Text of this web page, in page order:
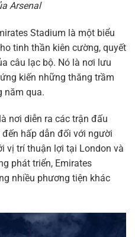
Arsenal
Stadium là một biểu
tinh thần kiên cường, quyết
câu lạc bộ. Nó là nơi lưu
kiến những thăng trầm
năm qua.
nơi diễn ra các trận đấu
hấp dẫn đối với người
vị trí thuận lợi tại London và
phát triển, Emirates
nhiều phương tiện khác